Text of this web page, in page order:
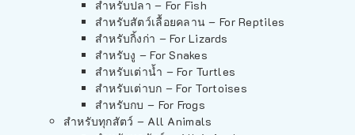
สำหรับปลา – For Fish
สำหรับสัตว์เลื้อยคลาน – For Reptiles
สำหรับกิ้งก่า – For Lizards
สำหรับงู – For Snakes
สำหรับเต่าน้ำ – For Turtles
สำหรับเต่าบก – For Tortoises
สำหรับกบ – For Frogs
สำหรับทุกสัตว์ – All Animals